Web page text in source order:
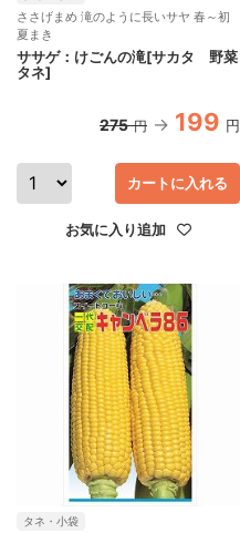
ささげまめ 滝のように長いサヤ 春～初
夏まき
ササゲ：けごんの滝[サカタ 野菜
タネ]
275 円 199 円
カートに入れる
お気に入り追加
タネ・小袋